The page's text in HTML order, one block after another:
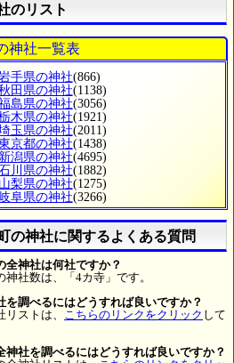
のリスト
神社一覧表
手県の神社(866)
田県の神社(1138)
島県の神社(3056)
木県の神社(1921)
玉県の神社(2011)
京都の神社(1438)
新潟県の神社(4695)
川県の神社(1882)
山梨県の神社(1275)
阜県の神社(3266)
の神社に関するよくある質問
全神社は何社ですか？
神社数は、「4カ寺」です。
を調べるにはどうすれば良いですか？
ストは、 こちらのリンクをクリック して
神社を調べるにはどうすれば良いですか？